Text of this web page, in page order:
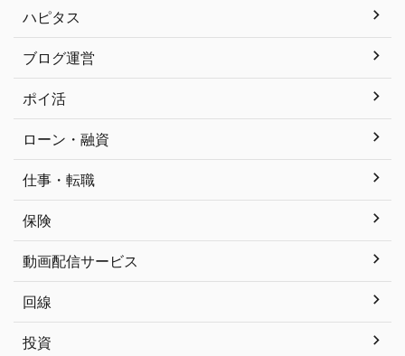
ハピタス
ブログ運営
ポイ活
ローン・融資
仕事・転職
保険
動画配信サービス
回線
投資